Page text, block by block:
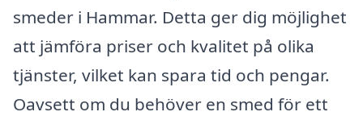
smeder i Hammar. Detta ger dig möjlighet
att jämföra priser och kvalitet på olika
tjänster, vilket kan spara tid och pengar.
Oavsett om du behöver en smed för ett